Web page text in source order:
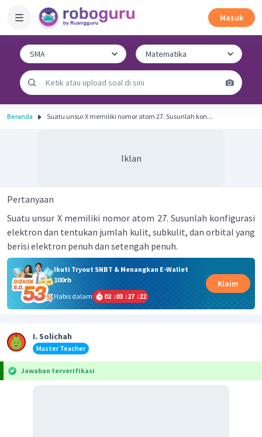
Masuk
Beranda Suatu unsur X memiliki nomor atom 27. Susunlah kon...
Iklan
Pertanyaan
Suatu unsur X memiliki nomor atom 27. Susunlah konfigurasi
elektron dan tentukan jumlah kulit, subkulit, dan orbital yang
berisi elektron penuh dan setengah penuh.
Ikuti Tryout SNBT & Menangkan E-Wallet
100rb
Habis dalam
02 :03 :27 :22
Klaim
I. Solichah
Master Teacher
Jawaban terverifikasi